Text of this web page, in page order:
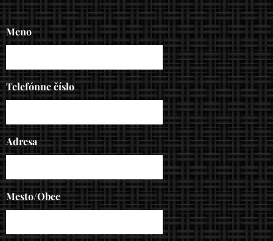
Meno
Telefónne číslo
Adresa
Mesto/Obec